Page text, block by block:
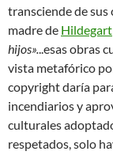
transciende de sus
madre de Hildegart
hijos»...esas obras
vista metafórico
copyright daría
incendiarios y
culturales
respetados, solo